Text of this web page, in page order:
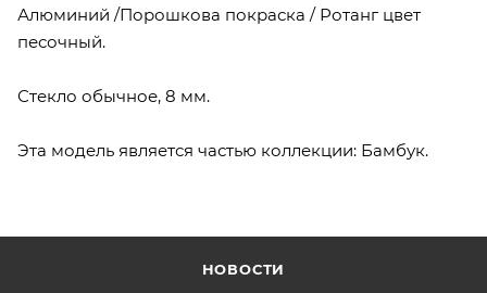
Алюминий /Порошкова покраска / Ротанг цвет
песочный.
Стекло обычное, 8 мм.
Эта модель является частью коллекции: Бамбук.
НОВОСТИ